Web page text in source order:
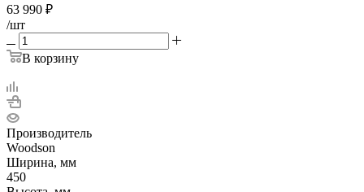
63 990 ₽
/шт
В корзину
Производитель
Woodson
Ширина, мм
450